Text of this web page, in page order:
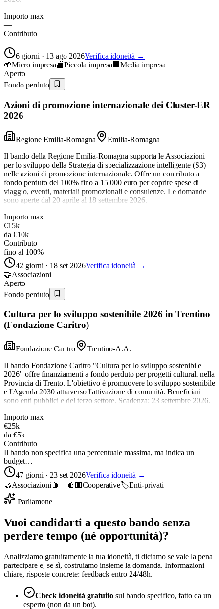
Importo max
—
Contributo
—
6 giorni · 13 ago 2026Verifica idoneità →
🌱Micro impresa🏬Piccola impresa 🏢 Media impresa
Aperto
Fondo perduto
Azioni di promozione internazionale dei Cluster-ER
2026
Regione Emilia-Romagna
Emilia-Romagna
Il bando della Regione Emilia-Romagna supporta le Associazioni
per lo sviluppo della Strategia di specializzazione intelligente (S3)
nelle azioni di promozione internazionale. Offre un contributo a
fondo perduto del 100% fino a 15.000 euro per coprire spese di
viaggio, eventi, materiali promozionali e consulenze. Le domande
sono aperte dal 20 aprile al 18 settembre 2026.
Importo max
€15k
da €10k
Contributo
fino al 100%
42 giorni · 18 set 2026Verifica idoneità →
🤝Associazioni
Aperto
Fondo perduto
Cultura per lo sviluppo sostenibile 2026 in Trentino
(Fondazione Caritro)
Fondazione Caritro
Trentino-A.A.
Il bando Fondazione Caritro "Cultura per lo sviluppo sostenibile
2026" offre finanziamenti a fondo perduto per progetti culturali nella
Provincia di Trento. L'obiettivo è promuovere lo sviluppo sostenibile
e l'Agenda 2030 attraverso l'attivazione di comunità. Beneficiari
sono enti pubblici e del terzo settore. Scadenza: 23 settembre 2026.
Importo max
€25k
da €5k
Contributo
Il bando non specifica una percentuale massima, ma indica un
budget…
47 giorni · 23 set 2026Verifica idoneità →
🤝Associazioni🫱🏻‍🫲🏽Cooperative🏷️Enti-privati
Parliamone
Vuoi candidarti a questo bando senza
perdere tempo (né opportunità)?
Analizziamo gratuitamente la tua idoneità, ti diciamo se vale la pena
partecipare e, se sì, costruiamo insieme la domanda. Informazioni
chiare, risposte concrete: feedback entro 24/48h.
Check idoneità gratuito sul bando specifico, fatto da un
esperto (non da un bot).